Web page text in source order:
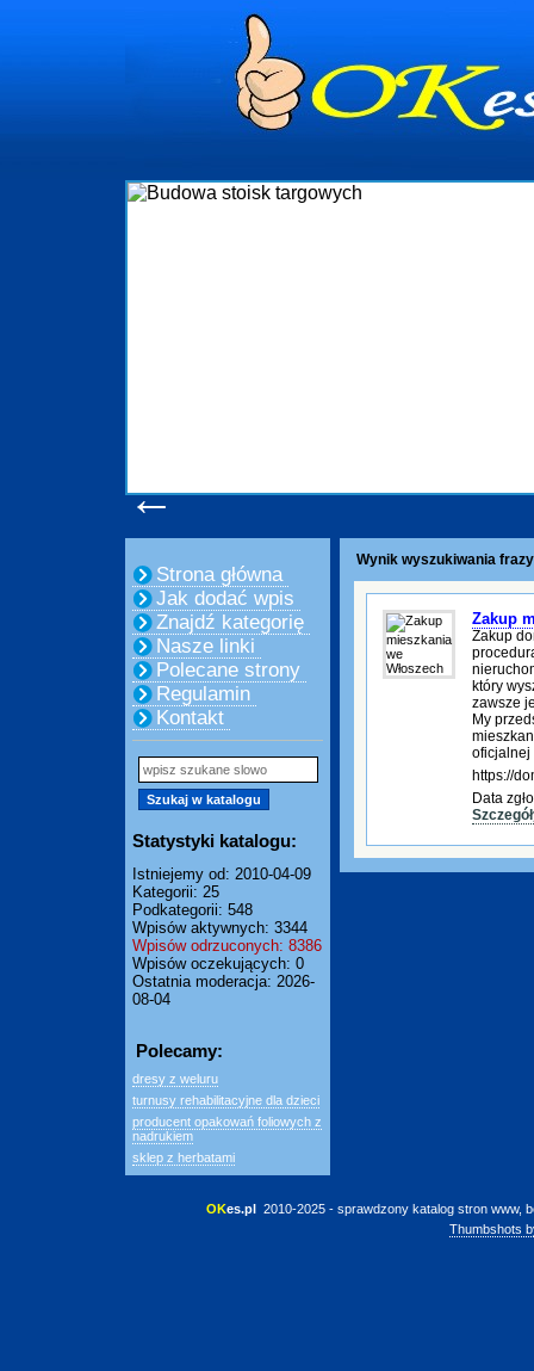
←
Strona główna
Jak dodać wpis
Znajdź kategorię
Nasze linki
Polecane strony
Regulamin
Kontakt
Statystyki katalogu:
Istniejemy od: 2010-04-09
Kategorii: 25
Podkategorii: 548
Wpisów aktywnych: 3344
Wpisów odrzuconych: 8386
Wpisów oczekujących: 0
Ostatnia moderacja: 2026-
08-04
Polecamy:
dresy z weluru
turnusy rehabilitacyjne dla dzieci
producent opakowań foliowych z
nadrukiem
sklep z herbatami
Wynik wyszukiwania
Zakup
Zakup
który
zawsze
My
oficjalnej
https://
Data
OKes.pl 2010-2025 - sprawdzony katalog stron www,
Thumbshots